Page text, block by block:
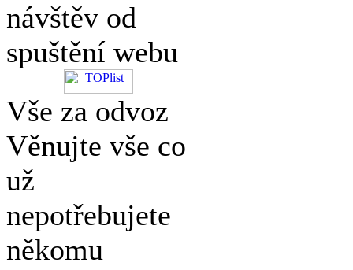
návštěv od
spuštění webu
Vše za odvoz
Věnujte vše co
už
nepotřebujete
někomu